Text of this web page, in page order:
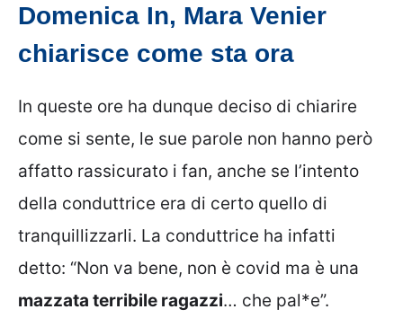
Domenica In, Mara Venier
chiarisce come sta ora
In queste ore ha dunque deciso di chiarire
come si sente, le sue parole non hanno però
affatto rassicurato i fan, anche se l’intento
della conduttrice era di certo quello di
tranquillizzarli. La conduttrice ha infatti
detto: “Non va bene, non è covid ma è una
mazzata terribile ragazzi… che pal*e”.